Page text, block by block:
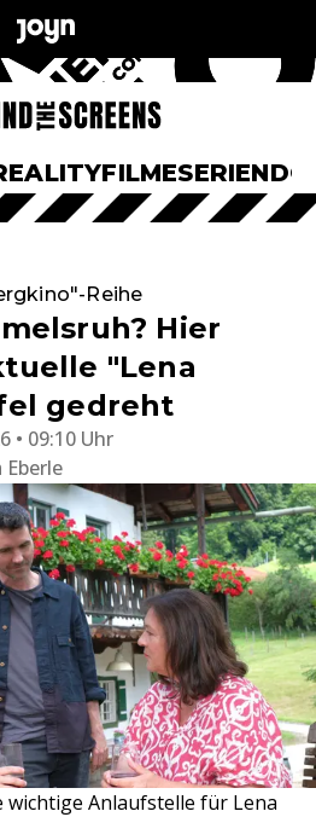
FILMESERIEN
Reihe
Hier
"Lena
gedreht
• 09:10 Uhr
Eberle
Anlaufstelle für Lena